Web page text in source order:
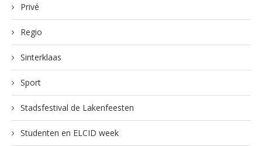
Privé
Regio
Sinterklaas
Sport
Stadsfestival de Lakenfeesten
Studenten en ELCID week